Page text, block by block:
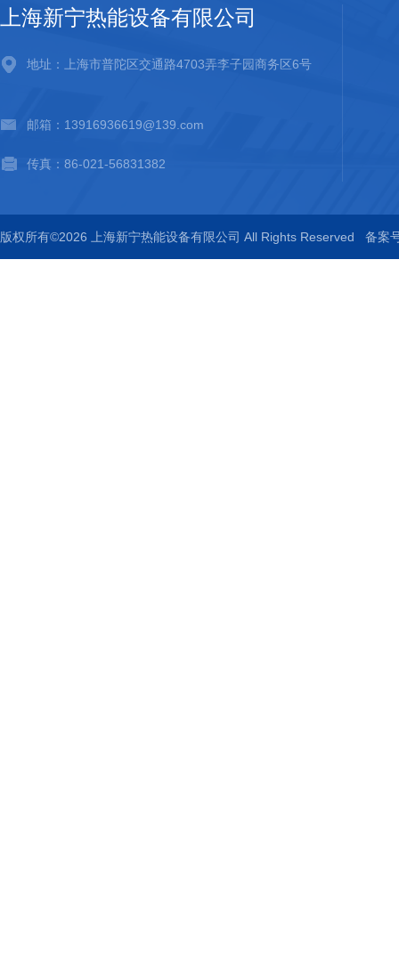
上海新宁热能设备有限公司
地址：上海市普陀区交通路4703弄李子园商务区6号
邮箱：13916936619@139.com
传真：86-021-56831382
版权所有©2026 上海新宁热能设备有限公司 All Rights Reserved 备案